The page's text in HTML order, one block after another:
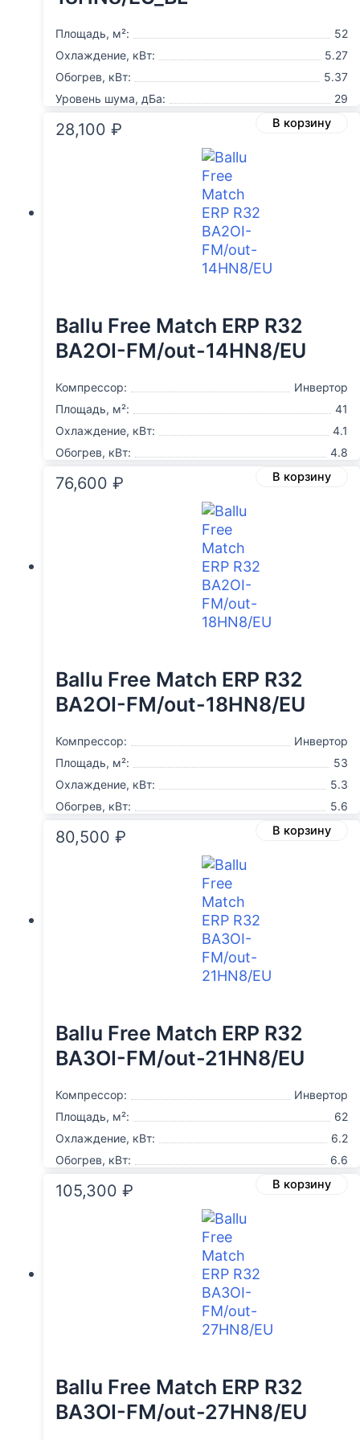
Площадь, м²:
52
Охлаждение, кВт:
5.27
Обогрев, кВт:
5.37
Уровень шума, дБа:
29
28,100 ₽ В корзину
Ballu Free Match ERP R32
BA2OI-FM/out-14HN8/EU
Компрессор:
Инвертор
Площадь, м²:
41
Охлаждение, кВт:
4.1
Обогрев, кВт:
4.8
76,600 ₽ В корзину
Ballu Free Match ERP R32
BA2OI-FM/out-18HN8/EU
Компрессор:
Инвертор
Площадь, м²:
53
Охлаждение, кВт:
5.3
Обогрев, кВт:
5.6
80,500 ₽ В корзину
Ballu Free Match ERP R32
BA3OI-FM/out-21HN8/EU
Компрессор:
Инвертор
Площадь, м²:
62
Охлаждение, кВт:
6.2
Обогрев, кВт:
6.6
105,300 ₽ В корзину
Ballu Free Match ERP R32
BA3OI-FM/out-27HN8/EU